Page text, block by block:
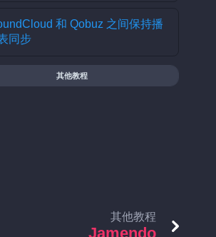
和 Qobuz 之间保持播
同步
其他教程
其他教程
Jamendo